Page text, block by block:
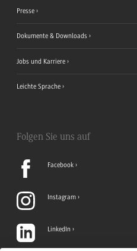
Presse
Dokumente & Downloads
Jobs und Karriere
Leichte Sprache
Folgen Sie uns auf
Facebook
Instagram
LinkedIn